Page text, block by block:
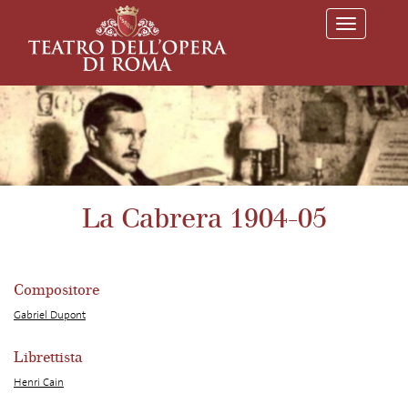
T
o
l
e
n
a
v
i
La Cabrera 1904-05
Compositore
Gabriel Dupont
Librettista
Henri Cain